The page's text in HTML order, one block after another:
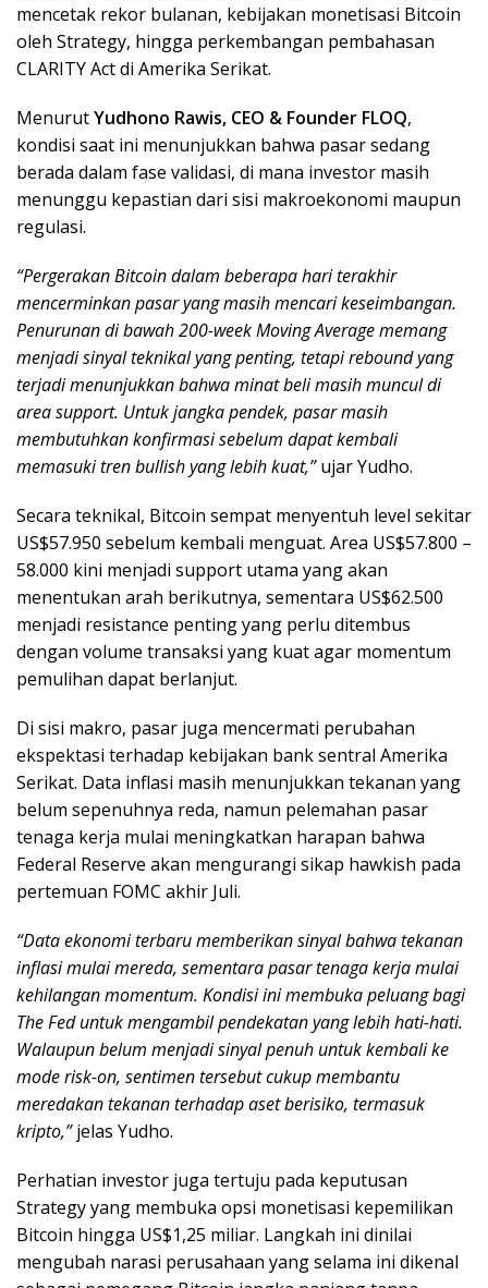
mencetak rekor bulanan, kebijakan monetisasi Bitcoin
oleh Strategy, hingga perkembangan pembahasan
CLARITY Act di Amerika Serikat.
MenurutYudhono Rawis, CEO & Founder FLOQ,
kondisi saat ini menunjukkan bahwa pasar sedang
berada dalam fase validasi, di mana investor masih
menunggu kepastian dari sisi makroekonomi maupun
regulasi.
“Pergerakan Bitcoin dalam beberapa hari terakhir
mencerminkan pasar yang masih mencari keseimbangan.
Penurunan di bawah 200-week Moving Average memang
menjadi sinyal teknikal yang penting, tetapi rebound yang
terjadi menunjukkan bahwa minat beli masih muncul di
area support. Untuk jangka pendek, pasar masih
membutuhkan konfirmasi sebelum dapat kembali
memasuki tren bullish yang lebih kuat,”ujar Yudho.
Secara teknikal, Bitcoin sempat menyentuh level sekitar
US$57.950 sebelum kembali menguat. Area US$57.800 –
58.000 kini menjadi support utama yang akan
menentukan arah berikutnya, sementara US$62.500
menjadi resistance penting yang perlu ditembus
dengan volume transaksi yang kuat agar momentum
pemulihan dapat berlanjut.
Di sisi makro, pasar juga mencermati perubahan
ekspektasi terhadap kebijakan bank sentral Amerika
Serikat. Data inflasi masih menunjukkan tekanan yang
belum sepenuhnya reda, namun pelemahan pasar
tenaga kerja mulai meningkatkan harapan bahwa
Federal Reserve akan mengurangi sikap hawkish pada
pertemuan FOMC akhir Juli.
“Data ekonomi terbaru memberikan sinyal bahwa tekanan
inflasi mulai mereda, sementara pasar tenaga kerja mulai
kehilangan momentum. Kondisi ini membuka peluang bagi
The Fed untuk mengambil pendekatan yang lebih hati-hati.
Walaupun belum menjadi sinyal penuh untuk kembali ke
mode risk-on, sentimen tersebut cukup membantu
meredakan tekanan terhadap aset berisiko, termasuk
kripto,”jelas Yudho.
Perhatian investor juga tertuju pada keputusan
Strategy yang membuka opsi monetisasi kepemilikan
Bitcoin hingga US$1,25 miliar. Langkah ini dinilai
mengubah narasi perusahaan yang selama ini dikenal